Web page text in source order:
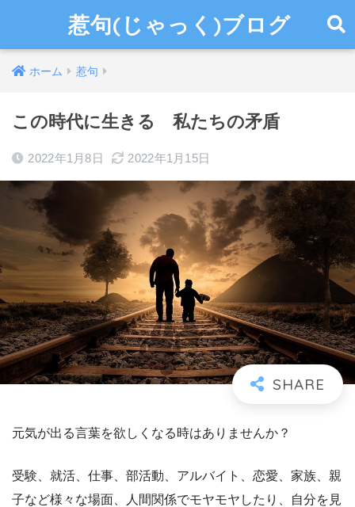
惹句(じゃっく)ブログ
ホーム 惹句
この時代に生きる 私たちの矛盾
2022年1月8日 2022年1月15日
元気が出る言葉を欲しくなる時はありませんか？
受験、就活、仕事、部活動、アルバイト、恋愛、家族、親
子など様々な場面、人間関係でモヤモヤしたり、自分を見